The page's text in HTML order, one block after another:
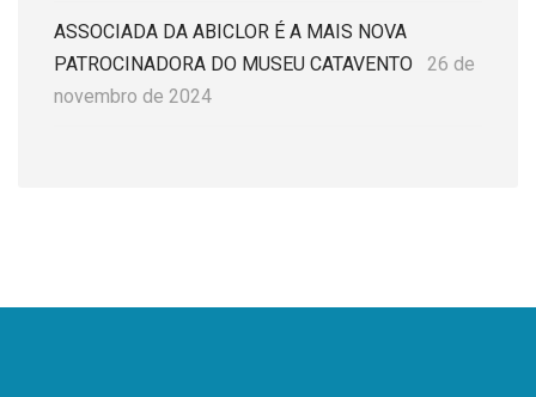
ASSOCIADA DA ABICLOR É A MAIS NOVA
PATROCINADORA DO MUSEU CATAVENTO
26 de
novembro de 2024